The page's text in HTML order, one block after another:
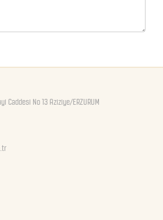
Caddesi No 13 Aziziye/ERZURUM